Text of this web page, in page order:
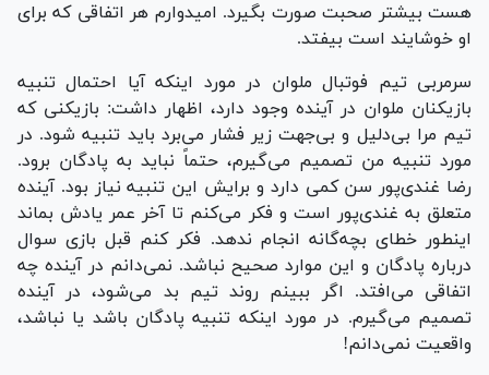
هست بیشتر صحبت صورت بگیرد. امیدوارم هر اتفاقی که برای
او خوشایند است بیفتد.
سرمربی تیم فوتبال ملوان در مورد اینکه آیا احتمال تنبیه
بازیکنان ملوان در آینده وجود دارد، اظهار داشت: بازیکنی که
تیم مرا بی‌دلیل و بی‌جهت زیر فشار می‌برد باید تنبیه شود. در
مورد تنبیه من تصمیم می‌گیرم، حتماً نباید به پادگان برود.
رضا غندی‌پور سن کمی دارد و برایش این تنبیه نیاز بود. آینده
متعلق به غندی‌پور است و فکر می‌کنم تا آخر عمر یادش بماند
اینطور خطای بچه‌گانه انجام ندهد. فکر کنم قبل بازی سوال
درباره پادگان و این موارد صحیح نباشد. نمی‌دانم در آینده چه
اتفاقی می‌افتد. اگر ببینم روند تیم بد می‌شود، در آینده
تصمیم می‌گیرم. در مورد اینکه تنبیه پادگان باشد یا نباشد،
واقعیت نمی‌دانم!